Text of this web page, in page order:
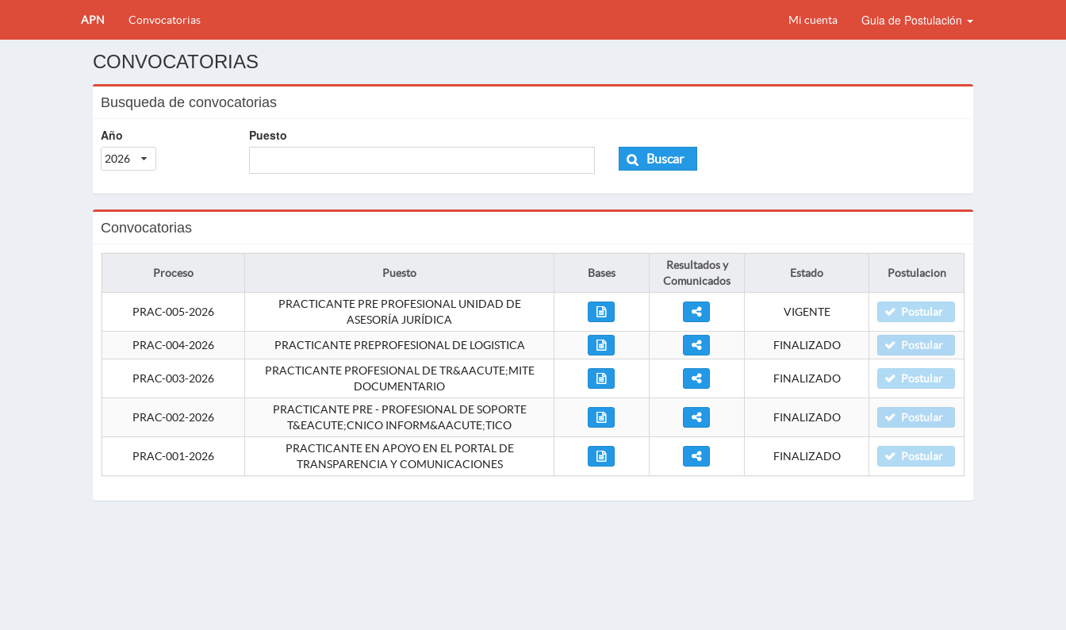
APN Convocatorias Mi cuenta Guia de Postulación
CONVOCATORIAS
Busqueda de convocatorias
Año
2026
Puesto
Buscar
Convocatorias
Proceso Puesto Bases
Resultados y
Comunicados
Estado Postulacion
PRAC-005-2026
PRACTICANTE PRE PROFESIONAL UNIDAD DE
ASESORÍA JURÍDICA
VIGENTE Postular
PRAC-004-2026 PRACTICANTE PREPROFESIONAL DE LOGISTICA FINALIZADO Postular
PRAC-003-2026
PRACTICANTE PROFESIONAL DE TR&AACUTE;MITE
DOCUMENTARIO
FINALIZADO Postular
PRAC-002-2026
PRACTICANTE PRE - PROFESIONAL DE SOPORTE
T&EACUTE;CNICO INFORM&AACUTE;TICO
FINALIZADO Postular
PRAC-001-2026
PRACTICANTE EN APOYO EN EL PORTAL DE
TRANSPARENCIA Y COMUNICACIONES
FINALIZADO Postular